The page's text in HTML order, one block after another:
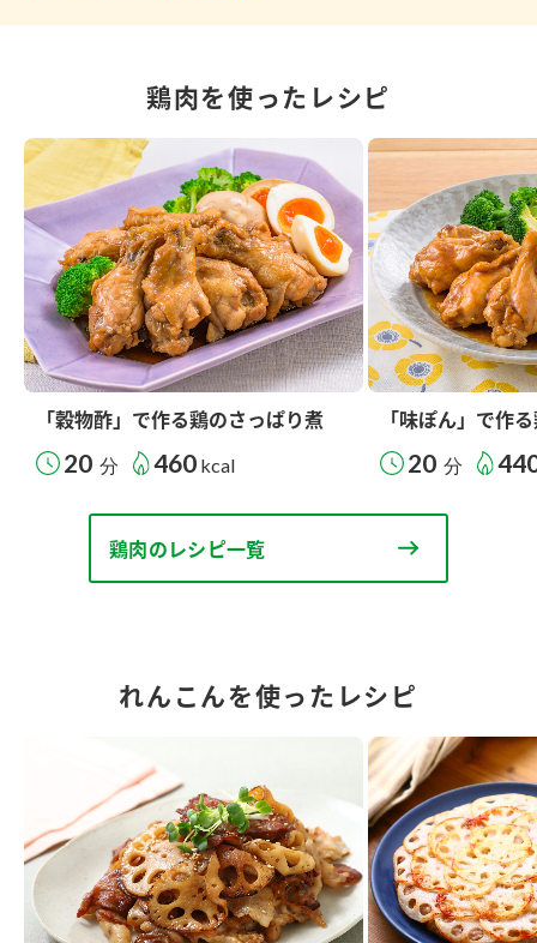
鶏肉を使ったレシピ
「穀物酢」で作る鶏のさっぱり煮
20 分 460 kcal
「味ぽん」で作
20 分
鶏肉のレシピ一覧
れんこんを使ったレシピ